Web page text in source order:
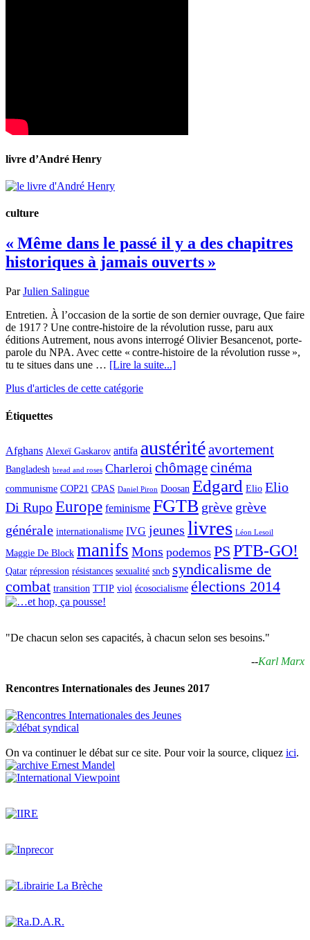
livre d’André Henry
culture
« Même dans le passé il y a des chapitres
historiques à jamais ouverts »
ParJulien Salingue
Entretien. À l’occasion de la sortie de son dernier ouvrage, Que faire
de 1917 ? Une contre-histoire de la révolution russe, paru aux
éditions Autrement, nous avons interrogé Olivier Besancenot, porte-
parole du NPA. Avec cette « contre-histoire de la révolution russe »,
tu te situes dans une … [Lire la suite...]
Plus d'articles de cette catégorie
Étiquettes
Afghans Alexeï Gaskarov antifa austéritéavortement
Bangladesh bread and roses Charleroi chômagecinéma
communisme COP21 CPAS Daniel Piron Doosan Edgard Elio Elio
Di RupoEurope feminisme FGTB grève grève
générale internationalisme IVG jeunes livres Léon Lesoil
Maggie De Block manifs Mons podemos PS PTB-GO!
Qatar répression résistances sexualité sncb syndicalisme de
combat transition TTIP viol écosocialisme élections 2014
"De chacun selon ses capacités, à chacun selon ses besoins."
--Karl Marx
Rencontres Internationales des Jeunes 2017
On va continuer le débat sur ce site. Pour voir la source, cliquez ici.